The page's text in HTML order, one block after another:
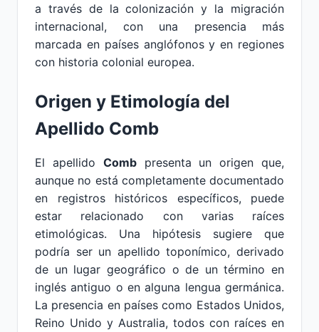
a través de la colonización y la migración
internacional, con una presencia más
marcada en países anglófonos y en regiones
con historia colonial europea.
Origen y Etimología del
Apellido Comb
El apellido Combpresenta un origen que,
aunque no está completamente documentado
en registros históricos específicos, puede
estar relacionado con varias raíces
etimológicas. Una hipótesis sugiere que
podría ser un apellido toponímico, derivado
de un lugar geográfico o de un término en
inglés antiguo o en alguna lengua germánica.
La presencia en países como Estados Unidos,
Reino Unido y Australia, todos con raíces en